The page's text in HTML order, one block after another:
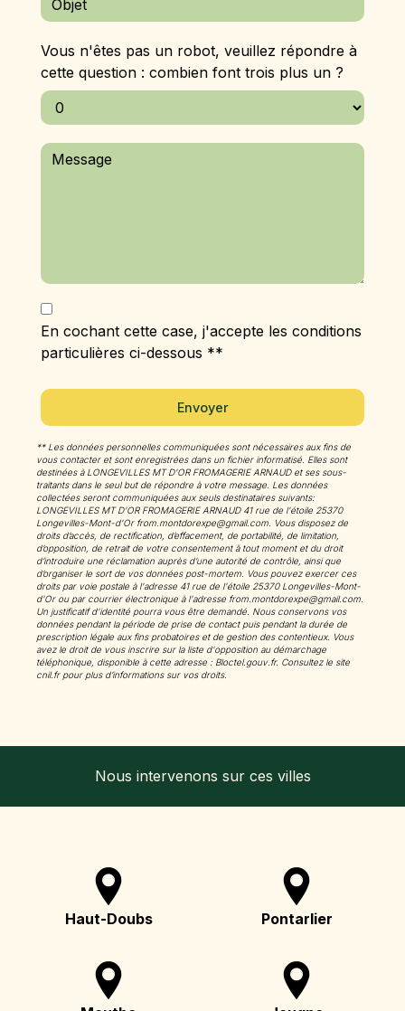
Vous n'êtes pas un robot, veuillez répondre à
cette question : combien font trois plus un ?
En cochant cette case, j'accepte les conditions
particulières ci-dessous **
Envoyer
** Les données personnelles communiquées sont nécessaires aux fins de
vous contacter et sont enregistrées dans un fichier informatisé. Elles sont
destinées à LONGEVILLES MT D'OR FROMAGERIE ARNAUD et ses sous-
traitants dans le seul but de répondre à votre message. Les données
collectées seront communiquées aux seuls destinataires suivants:
LONGEVILLES MT D'OR FROMAGERIE ARNAUD 41 rue de l'étoile 25370
Longevilles-Mont-d'Or from.montdorexpe@gmail.com. Vous disposez de
droits d’accès, de rectification, d’effacement, de portabilité, de limitation,
d’opposition, de retrait de votre consentement à tout moment et du droit
d’introduire une réclamation auprès d’une autorité de contrôle, ainsi que
d’organiser le sort de vos données post-mortem. Vous pouvez exercer ces
droits par voie postale à l'adresse 41 rue de l'étoile 25370 Longevilles-Mont-
d'Or ou par courrier électronique à l'adresse from.montdorexpe@gmail.com.
Un justificatif d'identité pourra vous être demandé. Nous conservons vos
données pendant la période de prise de contact puis pendant la durée de
prescription légale aux fins probatoires et de gestion des contentieux. Vous
avez le droit de vous inscrire sur la liste d'opposition au démarchage
téléphonique, disponible à cette adresse : Bloctel.gouv.fr. Consultez le site
cnil.fr pour plus d’informations sur vos droits.
Nous intervenons sur ces villes
Haut-Doubs Pontarlier